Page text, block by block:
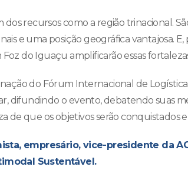
dos recursos como a região trinacional.
e uma posição geográfica vantajosa.
do Iguaçu amplificarão essas
do Fórum Internacional de
difundindo o evento, debatendo suas
de que os objetivos serão conquistados
empresário, vice-presidente da
Sustentável.